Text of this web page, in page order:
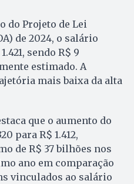
do Projeto de Lei
de 2024, o salário
sendo R$ 9
estimado. A
mais baixa da alta
que o aumento do
para R$ 1.412,
de R$ 37 bilhões nos
ano em comparação
vinculados ao salário